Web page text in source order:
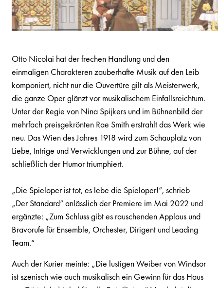
Otto Nicolai hat der frechen Handlung und den
einmaligen Charakteren zauberhafte Musik auf den Leib
komponiert, nicht nur die Ouvertüre gilt als Meisterwerk,
die ganze Oper glänzt vor musikalischem Einfallsreichtum.
Unter der Regie von Nina Spijkers und im Bühnenbild der
mehrfach preisgekrönten Rae Smith erstrahlt das Werk wie
neu. Das Wien des Jahres 1918 wird zum Schauplatz von
Liebe, Intrige und Verwicklungen und zur Bühne, auf der
schließlich der Humor triumphiert.
„Die Spieloper ist tot, es lebe die Spieloper!“, schrieb
„Der Standard“ anlässlich der Premiere im Mai 2022 und
ergänzte: „Zum Schluss gibt es rauschenden Applaus und
Bravorufe für Ensemble, Orchester, Dirigent und Leading
Team.“
Auch der Kurier meinte: „Die lustigen Weiber von Windsor
ist szenisch wie auch musikalisch ein Gewinn für das Haus